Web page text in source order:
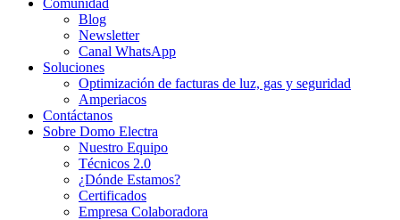
Comunidad
Blog
Newsletter
Canal WhatsApp
Soluciones
Optimización de facturas de luz, gas y seguridad
Amperiacos
Contáctanos
Sobre Domo Electra
Nuestro Equipo
Técnicos 2.0
¿Dónde Estamos?
Certificados
Empresa Colaboradora